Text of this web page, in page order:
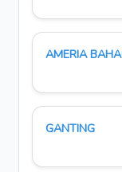
AMERIA
GANTING